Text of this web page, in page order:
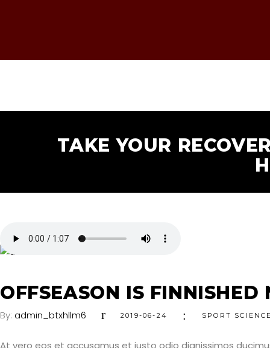
TAKE YOUR
OFFSEASON IS
By: admin_btxhllm6 2019-06-24 SPORT
At vero eos et accusamus et iusto odio dignissimos